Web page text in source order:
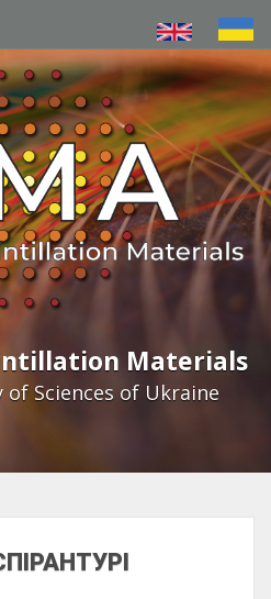
Materials
of Sciences of Ukraine